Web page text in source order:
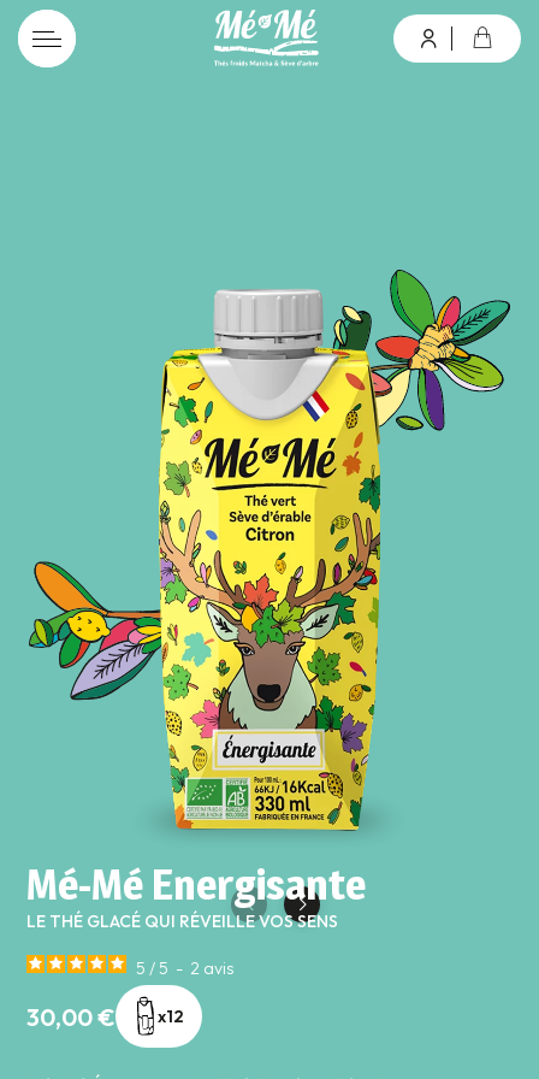
connexion
Mot de passe oublié ?
Valider
Inscription
Mé-Mé Energisante
LE THÉ GLACÉ QUI RÉVEILLE VOS SENS
5 /5 - 2 avis
30,00 € x12